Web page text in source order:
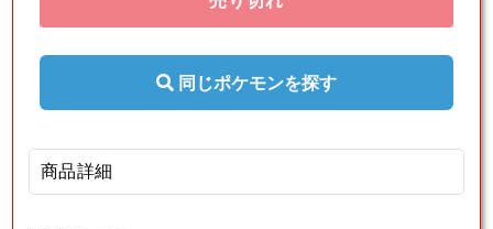
同じポケモンを探す
商品詳細